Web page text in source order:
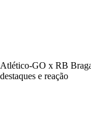
Atlético-GO x RB
destaques e reação